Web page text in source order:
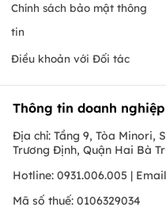
Chính sách bảo mật thông
tin
Điều khoản với Đối tác
Thông tin doanh nghiệp
Địa chỉ: Tầng 9, Tòa Minori,
Trương Định, Quận Hai Bà
Hotline: 0931.006.005 |
Mã số thuế: 0106329034